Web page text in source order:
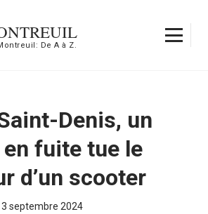
De A à Z.
Denis, un
fuite tue le
d’un scooter
septembre 2024